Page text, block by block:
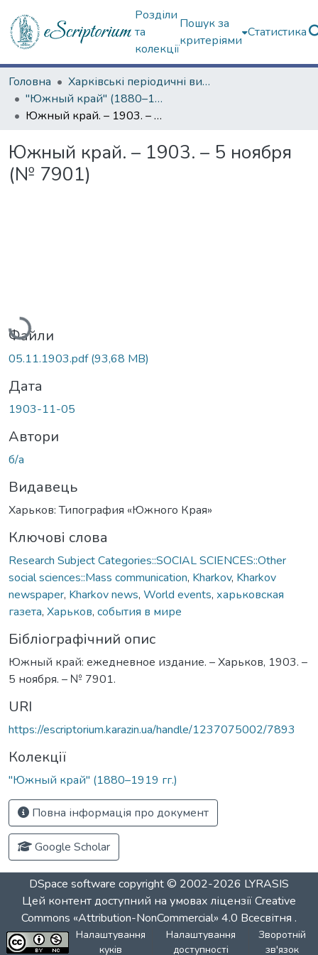
Розділи
та
колекції
Пошук за
критеріями
Статистика
Головна
Харківські періодичні видання
"Южный край" (1880–1919 гг.)
Южный край. – 1903. – 5 ноября (№ 7901)
Южный край. – 1903. – 5 ноября
(№ 7901)
Вантажиться...
Файли
05.11.1903.pdf(93,68 MB)
Дата
1903-11-05
Автори
б/а
Видавець
Харьков: Типография «Южного Края»
Ключові слова
Research Subject Categories::SOCIAL SCIENCES::Other
social sciences::Mass communication, Kharkov, Kharkov
newspaper, Kharkov news, World events, харьковская
газета, Харьков, события в мире
Бібліографічний опис
Южный край: ежедневное издание. – Харьков, 1903. –
5 ноября. – № 7901.
URI
https://escriptorium.karazin.ua/handle/1237075002/7893
Колекції
"Южный край" (1880–1919 гг.)
Повна інформація про документ
Google Scholar
DSpace software copyright © 2002-2026 LYRASIS
Цей контент доступний на умовах ліцензіїCreative
Commons «Attribution-NonCommercial» 4.0 Всесвітня .
Налаштування
куків
Налаштування
доступності
Зворотній
зв'язок